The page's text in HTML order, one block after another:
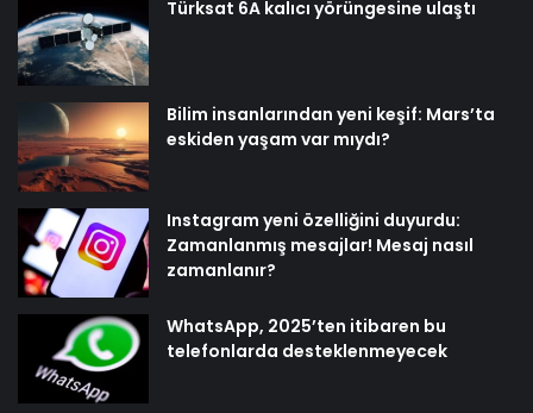
Türksat 6A kalıcı yörüngesine ulaştı
Bilim insanlarından yeni keşif: Mars’ta
eskiden yaşam var mıydı?
Instagram yeni özelliğini duyurdu:
Zamanlanmış mesajlar! Mesaj nasıl
zamanlanır?
WhatsApp, 2025’ten itibaren bu
telefonlarda desteklenmeyecek